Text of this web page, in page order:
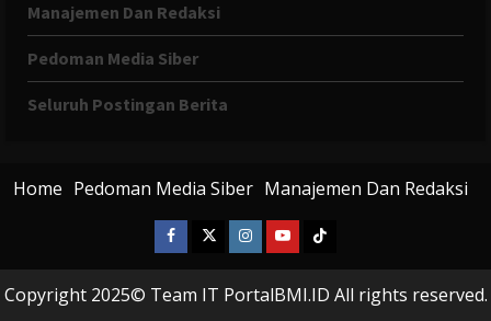
Manajemen Dan Redaksi
Pedoman Media Siber
Seluruh Postingan Berita
Home Pedoman Media Siber Manajemen Dan Redaksi
Facebook
X
Instagram
YoutubeTiktok
Copyright 2025© Team IT PortalBMI.ID All rights reserved.